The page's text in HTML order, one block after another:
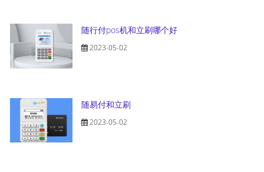
随行付pos机和立刷哪个好
2023-05-02
随易付和立刷
2023-05-02